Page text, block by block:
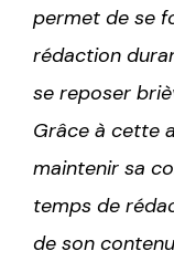
permet de se
rédaction
se reposer
Grâce à cette
maintenir sa
temps de
de son